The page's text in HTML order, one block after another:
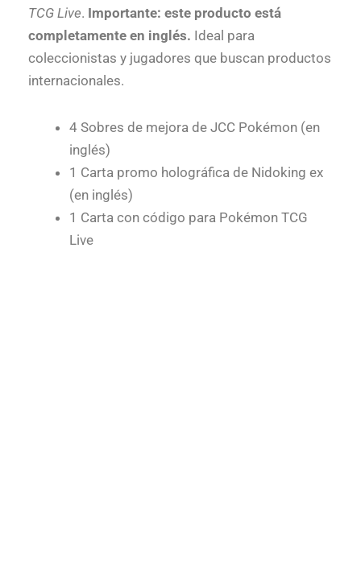
TCG Live. Importante: este producto está
completamente en inglés. Ideal para
coleccionistas y jugadores que buscan productos
internacionales.
4 Sobres de mejora de JCC Pokémon (en
inglés)
1 Carta promo holográfica de Nidoking ex
(en inglés)
1 Carta con código para Pokémon TCG
Live